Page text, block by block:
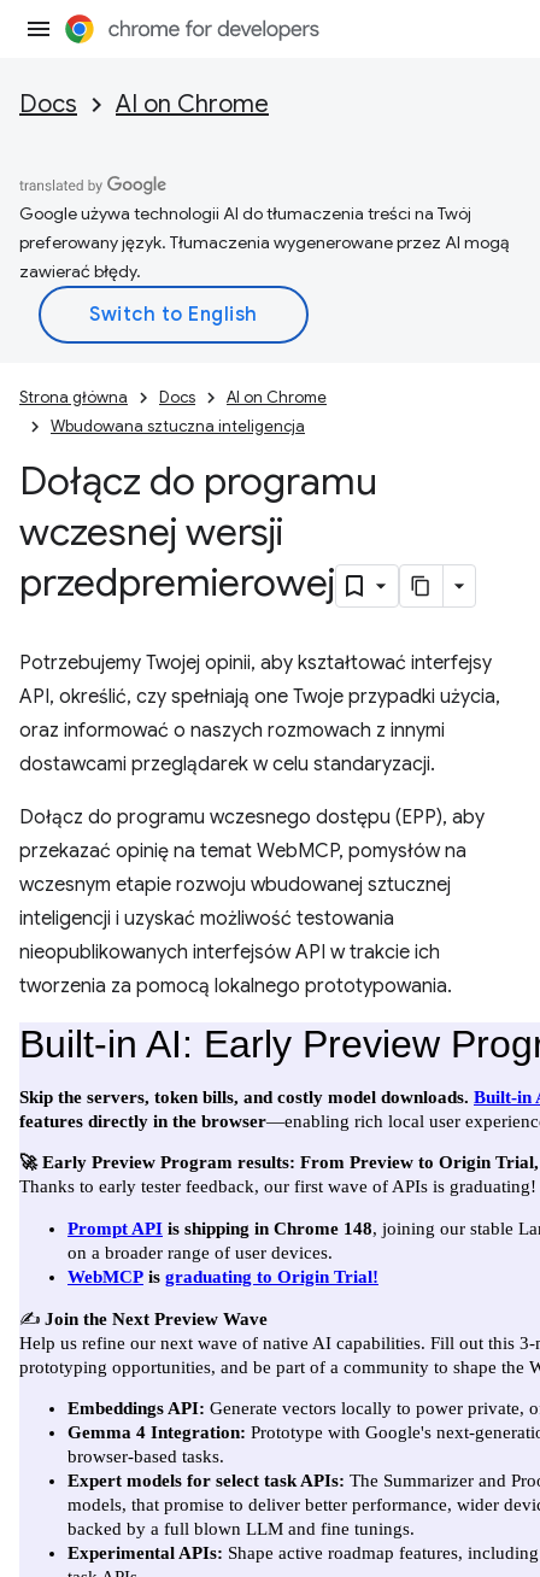
Docs AI on Chrome
Google używa technologii AI do tłumaczenia treści na Twój
preferowany język. Tłumaczenia wygenerowane przez AI mogą
zawierać błędy.
Strona główna Docs
AI on Chrome
Wbudowana sztuczna inteligencja
Dołącz do programu
wczesnej wersji
przedpremierowej
Potrzebujemy Twojej opinii, aby kształtować interfejsy
API, określić, czy spełniają one Twoje przypadki użycia,
oraz informować o naszych rozmowach z innymi
dostawcami przeglądarek w celu standaryzacji.
Dołącz do programu wczesnego dostępu (EPP), aby
przekazać opinię na temat WebMCP, pomysłów na
wczesnym etapie rozwoju wbudowanej sztucznej
inteligencji i uzyskać możliwość testowania
nieopublikowanych interfejsów API w trakcie ich
tworzenia za pomocą lokalnego prototypowania.